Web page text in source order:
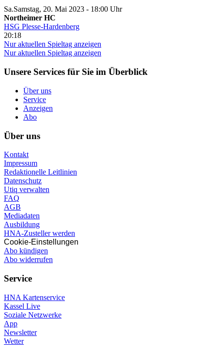
Sa.Samstag, 20. Mai 2023 - 18:00 Uhr
Northeimer HC
HSG Plesse-Hardenberg
20:18
Nur aktuellen Spieltag anzeigen
Nur aktuellen Spieltag anzeigen
Unsere Services für Sie im Überblick
Über uns
Service
Anzeigen
Abo
Über uns
Kontakt
Impressum
Redaktionelle Leitlinien
Datenschutz
Utiq verwalten
FAQ
AGB
Mediadaten
Ausbildung
HNA-Zusteller werden
Cookie-Einstellungen
Abo kündigen
Abo widerrufen
Service
HNA Kartenservice
Kassel Live
Soziale Netzwerke
App
Newsletter
Wetter